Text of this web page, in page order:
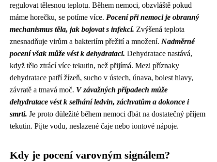
regulovat tělesnou teplotu. Během nemoci, obzvláště pokud
máme horečku, se potíme více. Pocení při nemoci je obranný
mechanismus těla, jak bojovat s infekcí. Zvýšená teplota
znesnadňuje virům a bakteriím přežití a množení. Nadměrné
pocení však může vést k dehydrataci. Dehydratace nastává,
když tělo ztrácí více tekutin, než přijímá. Mezi příznaky
dehydratace patří žízeň, sucho v ústech, únava, bolest hlavy,
závratě a tmavá moč. V závažných případech může
dehydratace vést k selhání ledvin, záchvatům a dokonce i
smrti. Je proto důležité během nemoci dbát na dostatečný příjem
tekutin. Pijte vodu, neslazené čaje nebo iontové nápoje.
Kdy je pocení varovným signálem?